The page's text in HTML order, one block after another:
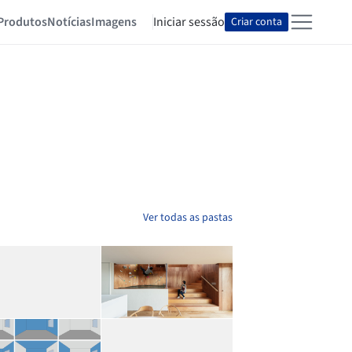
NotíciasImagens Iniciar sessão Criar conta
Ver todas as pastas